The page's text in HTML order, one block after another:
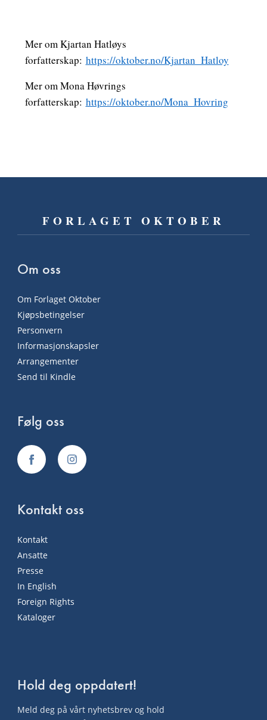
Mer om Kjartan Hatløys
forfatterskap: https://oktober.no/Kjartan_Hatloy
Mer om Mona Høvrings
forfatterskap: https://oktober.no/Mona_Hovring
FORLAGET OKTOBER
Om oss
Om Forlaget Oktober
Kjøpsbetingelser
Personvern
Informasjonskapsler
Arrangementer
Send til Kindle
Følg oss
Kontakt oss
Kontakt
Ansatte
Presse
In English
Foreign Rights
Kataloger
Hold deg oppdatert!
Meld deg på vårt nyhetsbrev og hold